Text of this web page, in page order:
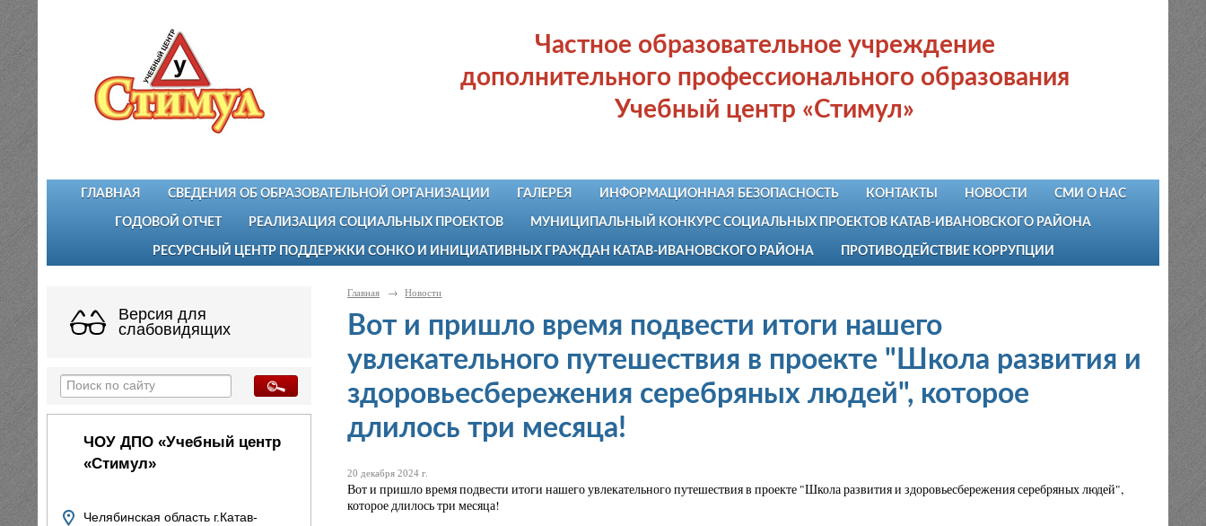
Частное образовательное учреждение
дополнительного профессионального образования
Учебный центр «Стимул»
ГЛАВНАЯ СВЕДЕНИЯ ОБ ОБРАЗОВАТЕЛЬНОЙ ОРГАНИЗАЦИИ ГАЛЕРЕЯ ИНФОРМАЦИОННАЯ БЕЗОПАСНОСТЬ КОНТАКТЫ НОВОСТИ СМИ О НАС
ГОДОВОЙ ОТЧЕТ РЕАЛИЗАЦИЯ СОЦИАЛЬНЫХ ПРОЕКТОВ МУНИЦИПАЛЬНЫЙ КОНКУРС СОЦИАЛЬНЫХ ПРОЕКТОВ КАТАВ-ИВАНОВСКОГО РАЙОНА
РЕСУРСНЫЙ ЦЕНТР ПОДДЕРЖКИ СОНКО И ИНИЦИАТИВНЫХ ГРАЖДАН КАТАВ-ИВАНОВСКОГО РАЙОНА ПРОТИВОДЕЙСТВИЕ КОРРУПЦИИ
Версия для
слабовидящих
ЧОУ ДПО «Учебный центр
«Стимул»
Челябинская область г.Катав-
Главная → Новости
Вот и пришло время подвести итоги нашего
увлекательного путешествия в проекте "Школа развития и
здоровьесбережения серебряных людей", которое
длилось три месяца!
20 декабря 2024 г.
Вот и пришло время подвести итоги нашего увлекательного путешествия в проекте "Школа развития и здоровьесбережения серебряных людей",
которое длилось три месяца!